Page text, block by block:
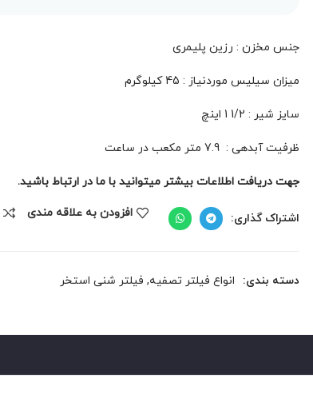
جنس مخزن : رزین پلیمری
میزان سیلیس موردنیاز : 45 کیلوگرم
سایز شیر : 1/2 1 اینچ
ظرفیت آبدهی : 7.9 متر مکعب در ساعت
جهت دریافت اطلاعات بیشتر میتوانید با ما در ارتباط باشید.
اشتراک گذاری: افزودن به علاقه مندی
دسته بندی: انواع فیلتر تصفیه, فیلتر شنی استخر